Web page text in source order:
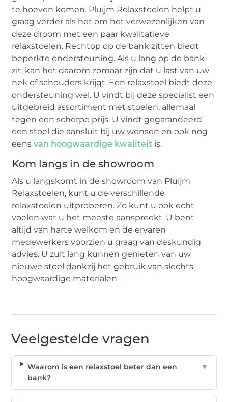
te hoeven komen. Pluijm Relaxstoelen helpt u
graag verder als het om het verwezenlijken van
deze droom met een paar kwalitatieve
relaxstoelen. Rechtop op de bank zitten biedt
beperkte ondersteuning. Als u lang op de bank
zit, kan het daarom zomaar zijn dat u last van uw
nek of schouders krijgt. Een relaxstoel biedt deze
ondersteuning wel. U vindt bij deze specialist een
uitgebreid assortiment met stoelen, allemaal
tegen een scherpe prijs. U vindt gegarandeerd
een stoel die aansluit bij uw wensen en ook nog
eensvan hoogwaardige kwaliteit is.
Kom langs in de showroom
Als u langskomt in de showroom van Pluijm
Relaxstoelen, kunt u de verschillende
relaxstoelen uitproberen. Zo kunt u ook echt
voelen wat u het meeste aanspreekt. U bent
altijd van harte welkom en de ervaren
medewerkers voorzien u graag van deskundig
advies. U zult lang kunnen genieten van uw
nieuwe stoel dankzij het gebruik van slechts
hoogwaardige materialen.
Veelgestelde vragen
Waarom is een relaxstoel beter dan een
bank?
▼